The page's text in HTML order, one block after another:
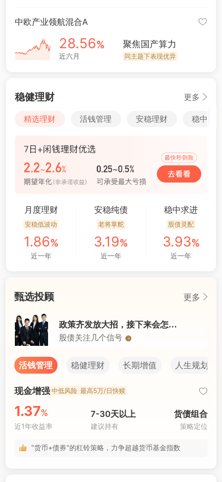
海外基金买不到？这些额度更高！
国证2000 +1.07%
中欧产业领航混合A
28.56%
近六月
聚焦国产算力
同主题下表现优异
稳健理财 更多
精选理财 活钱管理 安稳理财 稳中求
月度理财
安稳低波动
1.86%
近一年
安稳纯债
老将掌舵
3.19%
近一年
稳中求进
股债灵配
3.93%
近一年
甄选投顾 更多
政策齐发放大招，接下来会怎么走？
股债关注几个信号
活钱管理 稳健理财 长期增值 人生规划
现金增强 中低风险 最高5万/日快赎
1.37%
近1年收益率
7-30天以上
建议持有
货债组合
策略定位
"货币+债券"的杠铃策略，力争超越货币基金指数